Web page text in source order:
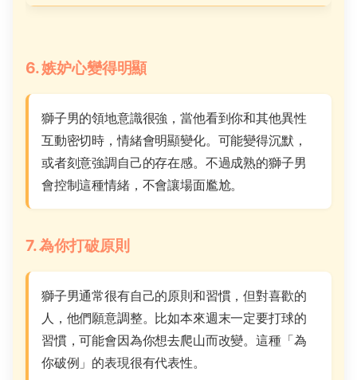
6. 嫉妒心變得明顯
獅子男的領地意識很強，當他看到你和其他異性
互動密切時，情緒會明顯變化。可能變得沉默，
或者刻意強調自己的存在感。不過成熟的獅子男
會控制這種情緒，不會讓場面尷尬。
7. 為你打破原則
獅子男通常很有自己的原則和習慣，但對喜歡的
人，他們願意調整。比如本來週末一定要打球的
習慣，可能會因為你想去爬山而改變。這種「為
你破例」的表現很有代表性。